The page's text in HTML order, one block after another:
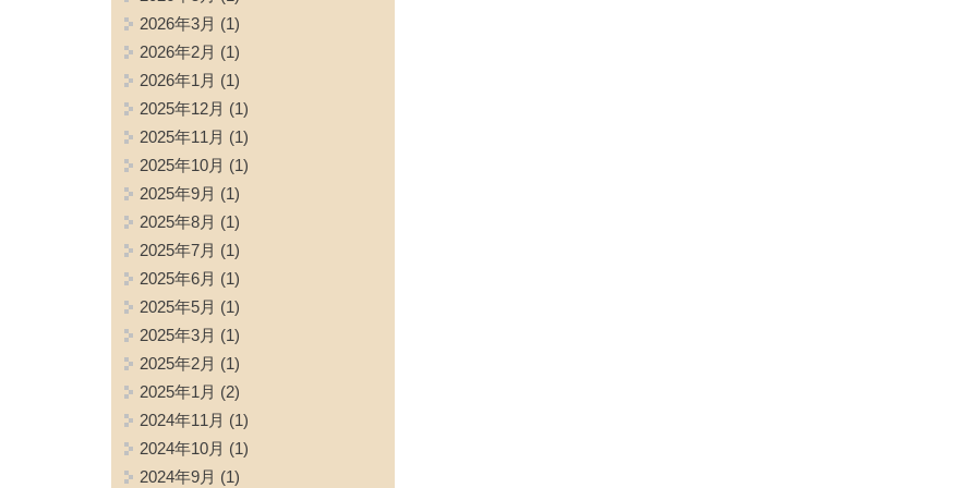
2026年3月 (1)
2026年2月 (1)
2026年1月 (1)
2025年12月 (1)
2025年11月 (1)
2025年10月 (1)
2025年9月 (1)
2025年8月 (1)
2025年7月 (1)
2025年6月 (1)
2025年5月 (1)
2025年3月 (1)
2025年2月 (1)
2025年1月 (2)
2024年11月 (1)
2024年10月 (1)
2024年9月 (1)